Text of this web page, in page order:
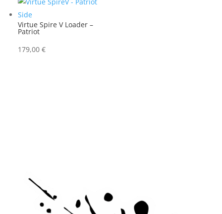
Virtue Spire V Loader –
Patriot
179,00€